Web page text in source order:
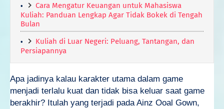
Cara Mengatur Keuangan untuk Mahasiswa
Kuliah: Panduan Lengkap Agar Tidak Bokek di Tengah
Bulan
Kuliah di Luar Negeri: Peluang, Tantangan, dan
Persiapannya
Apa jadinya kalau karakter utama dalam game
menjadi terlalu kuat dan tidak bisa keluar saat game
berakhir? Itulah yang terjadi pada Ainz Ooal Gown,